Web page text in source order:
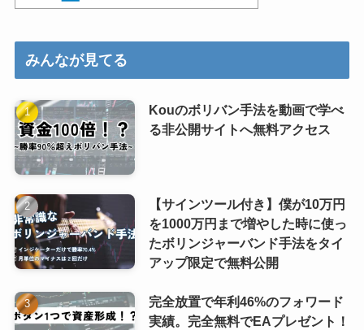
みんなが見てる
Kouのボリバン手法を動画で学べ
る非公開サイトへ無料アクセス
【サインツール付き】僕が10万円
を1000万円まで増やした時に使っ
たボリンジャーバンド手法をタイ
アップ限定で無料公開
完全放置で年利46%のフォワード
実績。完全無料でEAプレゼント！